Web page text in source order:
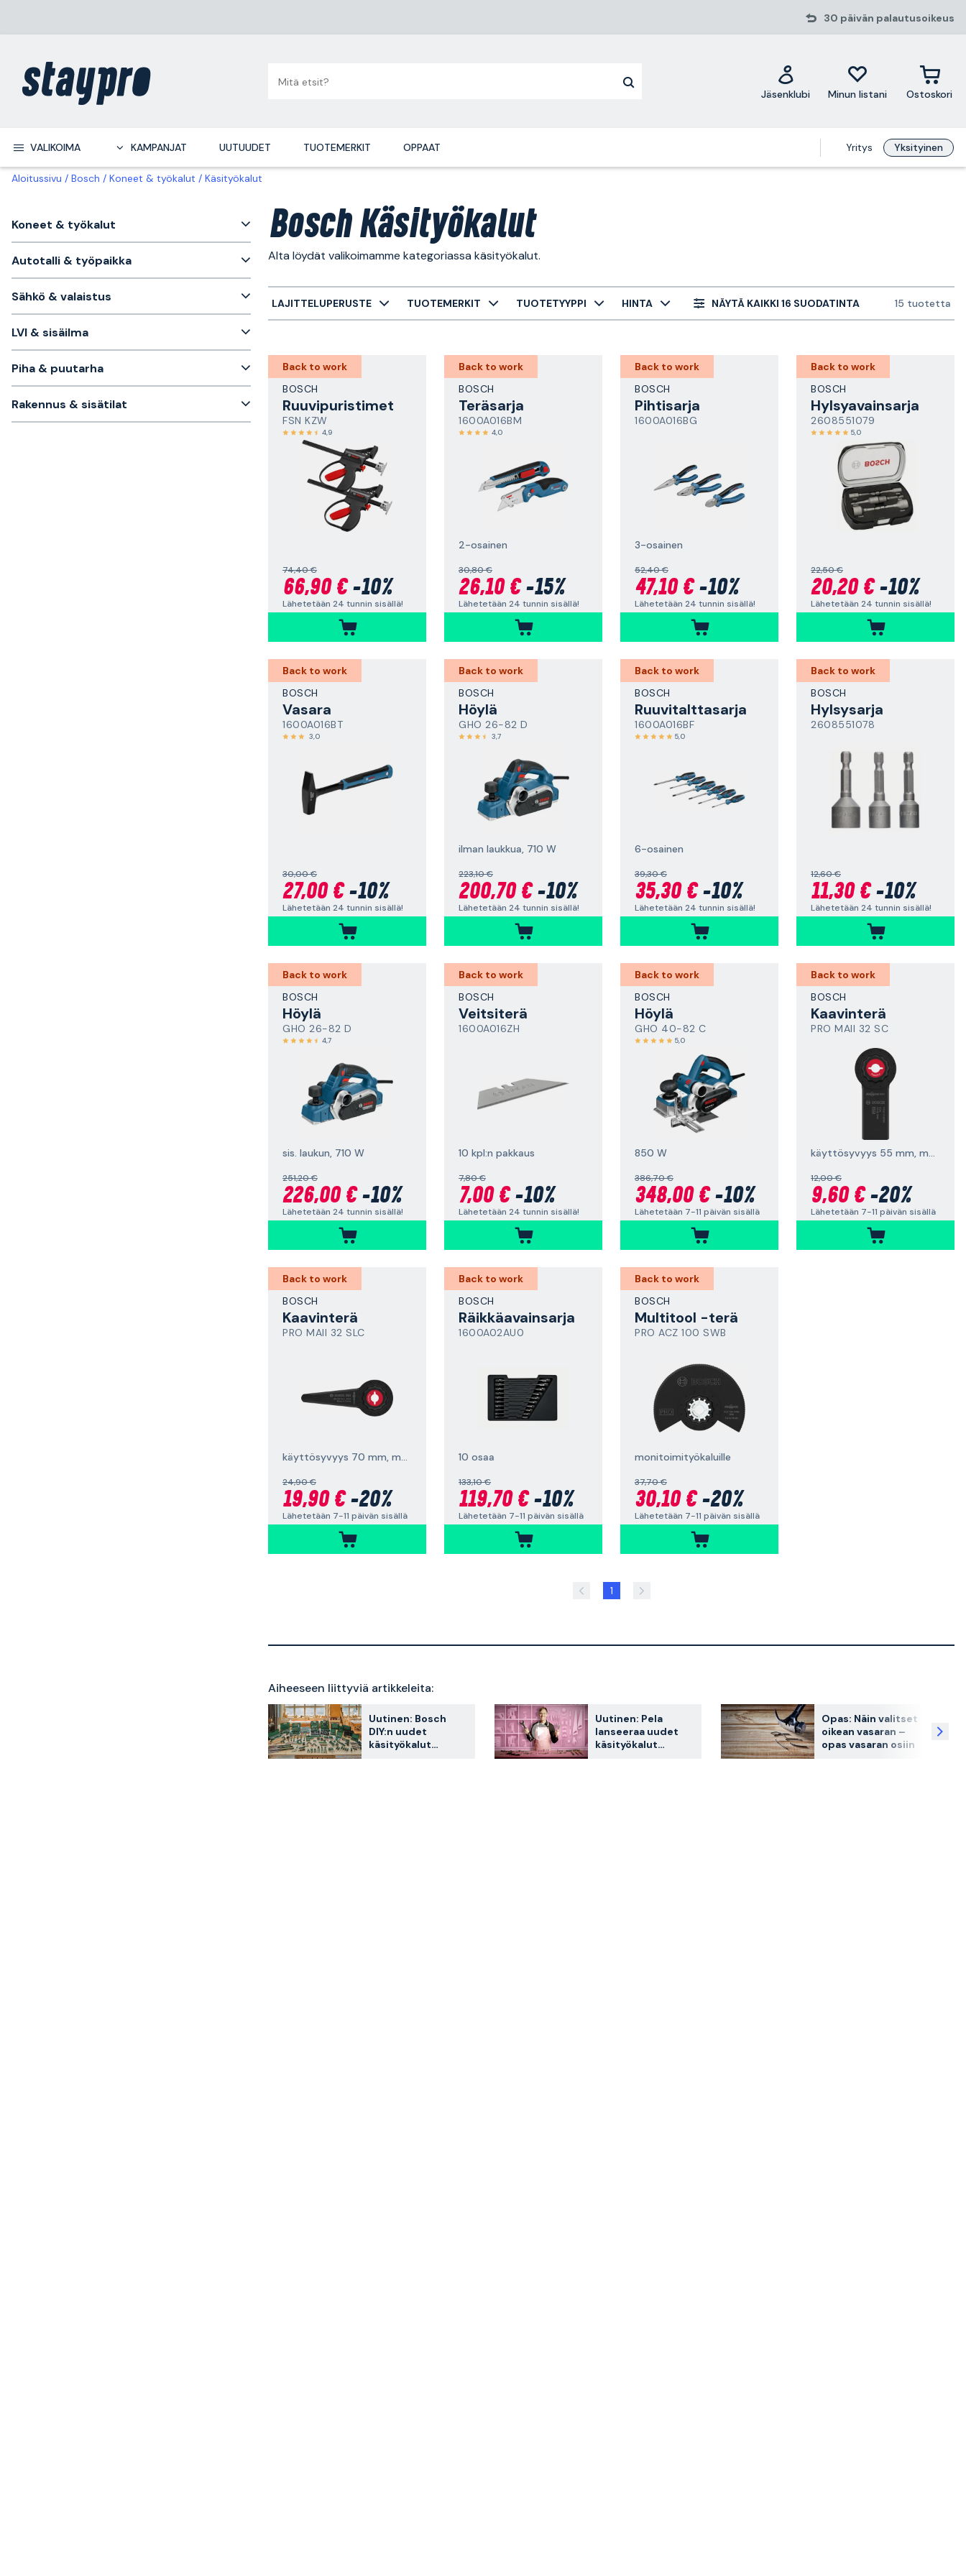
30 päivän palautusoikeus
Jäsenklubi Minun listani Ostoskori
VALIKOIMA KAMPANJAT UUTUUDET TUOTEMERKIT OPPAAT Yritys Yksityinen
Aloitussivu Bosch Koneet & työkalut Käsityökalut
Koneet & työkalut
Autotalli & työpaikka
Sähkö & valaistus
LVI & sisäilma
Piha & puutarha
Rakennus & sisätilat
Bosch Käsityökalut
Alta löydät valikoimamme kategoriassa käsityökalut.
LAJITTELUPERUSTE TUOTEMERKIT TUOTETYYPPI HINTA NÄYTÄ KAIKKI 16 SUODATINTA 15 tuotetta
Back to work
BOSCH
Ruuvipuristimet
FSN KZW
4,9
74,40 €
66,90 €-10%
Lähetetään 24 tunnin sisällä!
Back to work
BOSCH
Teräsarja
1600A016BM
4,0
2-osainen
30,80 €
26,10 €-15%
Lähetetään 24 tunnin sisällä!
Back to work
BOSCH
Pihtisarja
1600A016BG
3-osainen
52,40 €
47,10 €-10%
Lähetetään 24 tunnin sisällä!
Back to work
BOSCH
Hylsyavainsarja
2608551079
5,0
22,50 €
20,20 €-10%
Lähetetään 24 tunnin sisällä!
Back to work
BOSCH
Vasara
1600A016BT
3,0
30,00 €
27,00 €-10%
Lähetetään 24 tunnin sisällä!
Back to work
BOSCH
Höylä
GHO 26-82 D
3,7
ilman laukkua, 710 W
223,10 €
200,70 €-10%
Lähetetään 24 tunnin sisällä!
Back to work
BOSCH
Ruuvitalttasarja
1600A016BF
5,0
6-osainen
39,30 €
35,30 €-10%
Lähetetään 24 tunnin sisällä!
Back to work
BOSCH
Hylsysarja
2608551078
12,60 €
11,30 €-10%
Lähetetään 24 tunnin sisällä!
Back to work
BOSCH
Höylä
GHO 26-82 D
4,7
sis. laukun, 710 W
251,20 €
226,00 €-10%
Lähetetään 24 tunnin sisällä!
Back to work
BOSCH
Veitsiterä
1600A016ZH
10 kpl:n pakkaus
7,80 €
7,00 €-10%
Lähetetään 24 tunnin sisällä!
Back to work
BOSCH
Höylä
GHO 40-82 C
5,0
850 W
386,70 €
348,00 €-10%
Lähetetään 7-11 päivän sisällä
Back to work
BOSCH
Kaavinterä
PRO MAII 32 SC
käyttösyvyys 55 mm, monitoimityökaluille
12,00 €
9,60 €-20%
Lähetetään 7-11 päivän sisällä
Back to work
BOSCH
Kaavinterä
PRO MAII 32 SLC
käyttösyvyys 70 mm, monitoimityökaluille
24,90 €
19,90 €-20%
Lähetetään 7-11 päivän sisällä
Back to work
BOSCH
Räikkäavainsarja
1600A02AU0
10 osaa
133,10 €
119,70 €-10%
Lähetetään 7-11 päivän sisällä
Back to work
BOSCH
Multitool -terä
PRO ACZ 100 SWB
monitoimityökaluille
37,70 €
30,10 €-20%
Lähetetään 7-11 päivän sisällä
1
Aiheeseen liittyviä artikkeleita:
Uutinen: Bosch
DIY:n uudet
käsityökalut
Uutinen: Pela
lanseeraa uudet
käsityökalut
Opas: Näin valitset
oikean vasaran –
opas vasaran osiin